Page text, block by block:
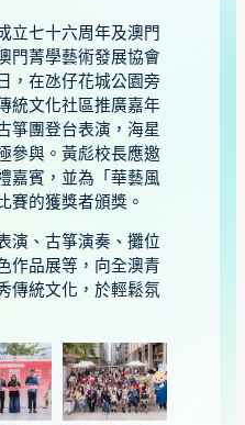
立七十六周年及澳門
門菁學藝術發展協會
，在氹仔花城公園旁
統文化社區推廣嘉年
箏團登台表演，海星
參與。黃彪校長應邀
嘉賓，並為「華藝風
賽的獲獎者頒獎。
演、古箏演奏、攤位
作品展等，向全澳青
傳統文化，於輕鬆氛